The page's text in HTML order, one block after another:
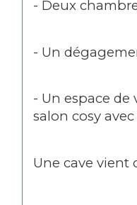
- Deux
- Un
- Un espace
salon cosy
Une cave vient